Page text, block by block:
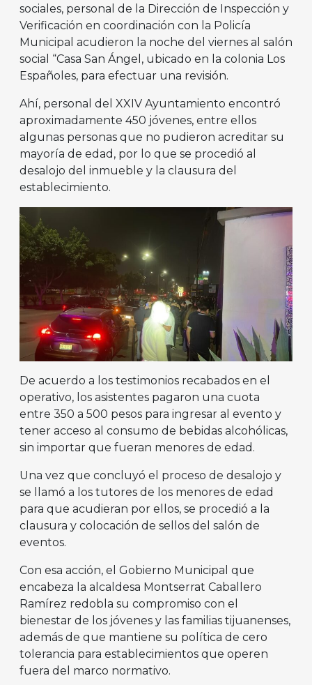
sociales, personal de la Dirección de Inspección y
Verificación en coordinación con la Policía
Municipal acudieron la noche del viernes al salón
social “Casa San Ángel, ubicado en la colonia Los
Españoles, para efectuar una revisión.
Ahí, personal del XXIV Ayuntamiento encontró
aproximadamente 450 jóvenes, entre ellos
algunas personas que no pudieron acreditar su
mayoría de edad, por lo que se procedió al
desalojo del inmueble y la clausura del
establecimiento.
De acuerdo a los testimonios recabados en el
operativo, los asistentes pagaron una cuota
entre 350 a 500 pesos para ingresar al evento y
tener acceso al consumo de bebidas alcohólicas,
sin importar que fueran menores de edad.
Una vez que concluyó el proceso de desalojo y
se llamó a los tutores de los menores de edad
para que acudieran por ellos, se procedió a la
clausura y colocación de sellos del salón de
eventos.
Con esa acción, el Gobierno Municipal que
encabeza la alcaldesa Montserrat Caballero
Ramírez redobla su compromiso con el
bienestar de los jóvenes y las familias tijuanenses,
además de que mantiene su política de cero
tolerancia para establecimientos que operen
fuera del marco normativo.